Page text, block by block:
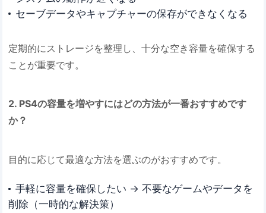
セーブデータやキャプチャーの保存ができなくなる
定期的にストレージを整理し、十分な空き容量を確保する
ことが重要です。
2. PS4の容量を増やすにはどの方法が一番おすすめです
か？
目的に応じて最適な方法を選ぶのがおすすめです。
手軽に容量を確保したい → 不要なゲームやデータを
削除（一時的な解決策）